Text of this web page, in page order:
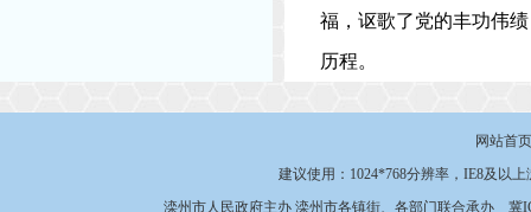
福，讴歌了党的丰功伟
历程。
网站首页
建议使用：1024*768分辨率，IE8及以
滦州市人民政府主办 滦州市各镇街、各部门联合承办 冀